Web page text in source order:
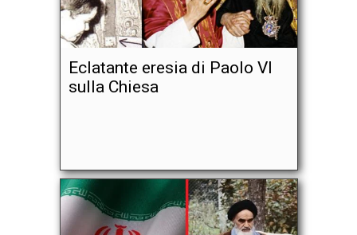
Eclatante eresia di Paolo VI
sulla Chiesa